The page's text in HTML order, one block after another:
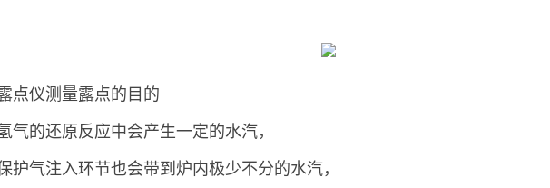
点仪测量露点的目的
气的还原反应中会产生一定的水汽，
护气注入环节也会带到炉内极少不分的水汽，